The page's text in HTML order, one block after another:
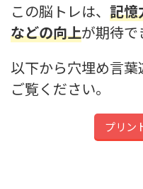
この脳トレは、 記憶
などの向上が期待で
以下から穴埋め言
ご覧ください。
プリン